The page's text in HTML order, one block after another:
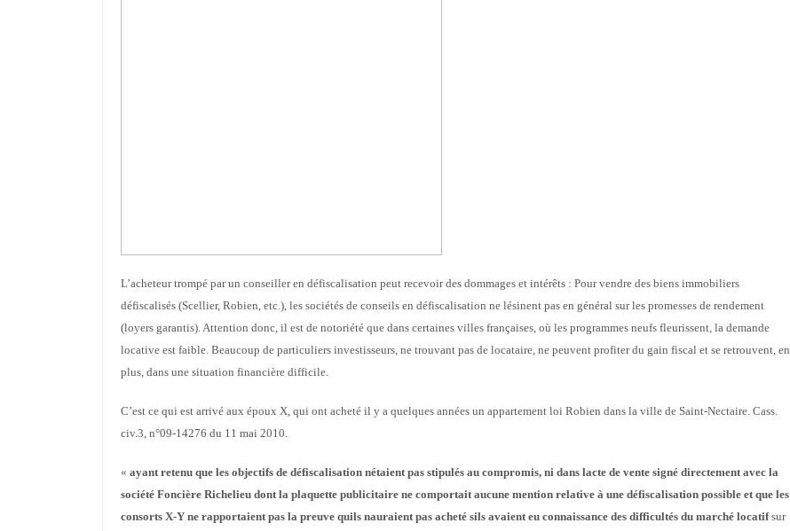
L’acheteur trompé par un conseiller en défiscalisation peut recevoir des dommages et intérêts : Pour vendre des biens immobiliers
défiscalisés (Scellier, Robien, etc.), les sociétés de conseils en défiscalisation ne lésinent pas en général sur les promesses de rendement
(loyers garantis).Attention donc, il est de notoriété que dans certaines villes françaises, où les programmes neufs fleurissent, la demande
locative est faible. Beaucoup de particuliers investisseurs, ne trouvant pas de locataire, ne peuvent profiter du gain fiscal et se retrouvent, en
plus, dans une situation financière difficile.
C’est ce qui est arrivé aux époux X, qui ont acheté il y a quelques années un appartement loi Robien dans la ville de Saint-Nectaire. Cass.
civ.3, n°09-14276 du 11 mai 2010.
« ayant retenu que les objectifs de défiscalisation nétaient pas stipulés au compromis, ni dans lacte de vente signé directement avec la
société Foncière Richelieu dont la plaquette publicitaire ne comportait aucune mention relative à une défiscalisation possible et que les
consorts X-Y ne rapportaient pas la preuve quils nauraient pas acheté sils avaient eu connaissance des difficultés du marché locatifsur